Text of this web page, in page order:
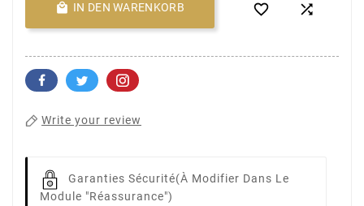
 IN DEN WARENKORB  
Write your review
Garanties Sécurité(à Modifier Dans Le
Module "Réassurance")